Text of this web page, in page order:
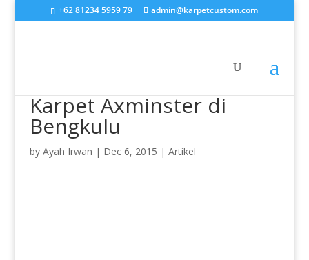
+62 81234 5959 79 admin@karpetcustom.com
Karpet Axminster di
Bengkulu
by Ayah Irwan | Dec 6, 2015 | Artikel